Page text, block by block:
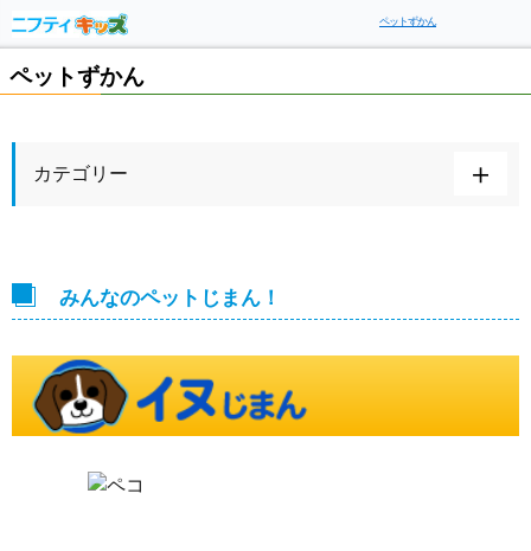
ペットずかん
ペットずかん
カテゴリー
みんなのペットじまん！